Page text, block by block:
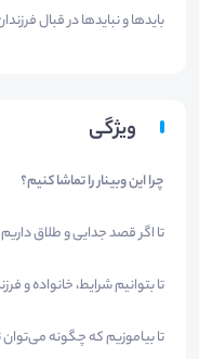
بایدها و نبایدها در قبال
ویژگی
چرا این وبینار را تماشا کنیم؟
تا اگر قصد جدایی و طلاق
تا بتوانیم شرایط، خانواده و
تا بیاموزیم که چگونه